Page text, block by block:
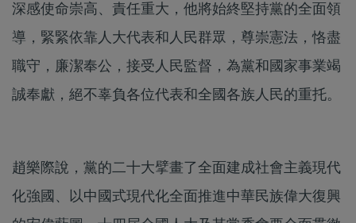
深感使命崇高、責任重大，他將始終堅持黨的全面領
導，緊緊依靠人大代表和人民群眾，尊崇憲法，恪盡
職守，廉潔奉公，接受人民監督，為黨和國家事業竭
誠奉獻，絕不辜負各位代表和全國各族人民的重托。
趙樂際說，黨的二十大擘畫了全面建成社會主義現代
化強國、以中國式現代化全面推進中華民族偉大復興